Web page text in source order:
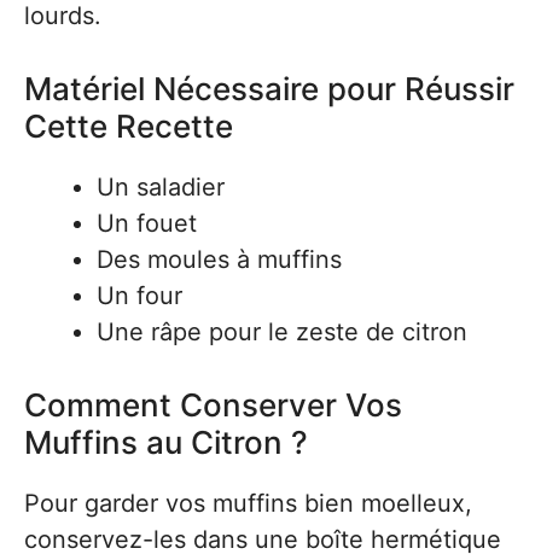
lourds.
Matériel Nécessaire pour Réussir
Cette Recette
Un saladier
Un fouet
Des moules à muffins
Un four
Une râpe pour le zeste de citron
Comment Conserver Vos
Muffins au Citron ?
Pour garder vos muffins bien moelleux,
conservez-les dans une boîte hermétique